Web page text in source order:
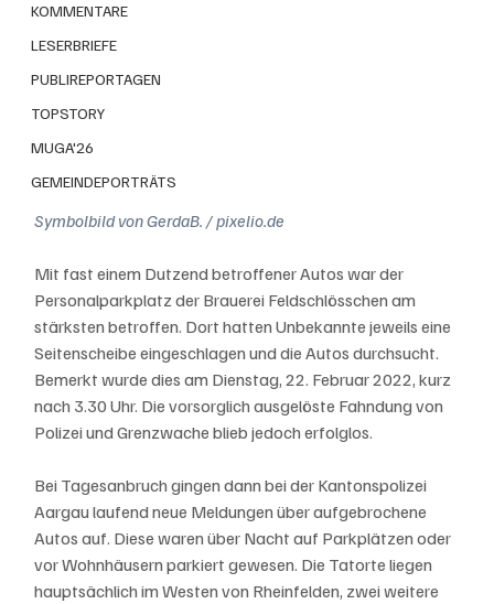
KOMMENTARE
LESERBRIEFE
PUBLIREPORTAGEN
TOPSTORY
MUGA'26
GEMEINDEPORTRÄTS
Symbolbild von GerdaB. / pixelio.de
Mit fast einem Dutzend betroffener Autos war der
Personalparkplatz der Brauerei Feldschlösschen am
stärksten betroffen. Dort hatten Unbekannte jeweils eine
Seitenscheibe eingeschlagen und die Autos durchsucht.
Bemerkt wurde dies am Dienstag, 22. Februar 2022, kurz
nach 3.30 Uhr. Die vorsorglich ausgelöste Fahndung von
Polizei und Grenzwache blieb jedoch erfolglos.
Bei Tagesanbruch gingen dann bei der Kantonspolizei
Aargau laufend neue Meldungen über aufgebrochene
Autos auf. Diese waren über Nacht auf Parkplätzen oder
vor Wohnhäusern parkiert gewesen. Die Tatorte liegen
hauptsächlich im Westen von Rheinfelden, zwei weitere